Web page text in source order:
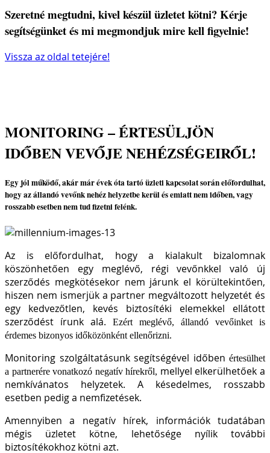
Szeretné megtudni, kivel készül üzletet kötni? Kérje
segítségünket és mi megmondjuk mire kell figyelnie!
Vissza az oldal tetejére!
MONITORING – ÉRTESÜLJÖN
IDŐBEN VEVŐJE NEHÉZSÉGEIRŐL!
Egy jól működő, akár már évek óta tartó üzleti kapcsolat során előfordulhat,
hogy az állandó vevőnk nehéz helyzetbe kerül és emiatt nem időben, vagy
rosszabb esetben nem tud fizetni felénk.
Az is előfordulhat, hogy a kialakult bizalomnak
köszönhetően egy meglévő, régi vevőnkkel való új
szerződés megkötésekor nem járunk el körültekintően,
hiszen nem ismerjük a partner megváltozott helyzetét és
egy kedvezőtlen, kevés biztosítéki elemekkel ellátott
szerződést írunk alá.
Ezért meglévő, állandó vevőinket is
érdemes bizonyos időközönként ellenőrizni.
Monitoring szolgáltatásunk segítségével időben értesülhet
a partnerére vonatkozó negatív hírekről, mellyel elkerülhetőek a
nemkívánatos helyzetek. A késedelmes, rosszabb
esetben pedig a nemfizetések.
Amennyiben a negatív hírek, információk tudatában
mégis üzletet kötne, lehetősége nyílik további
biztosítékokhoz kötni azt.